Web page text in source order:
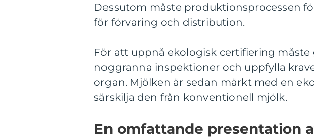
Dessutom måste produktionsprocessen
för förvaring och distribution.
För att uppnå ekologisk certifiering
noggranna inspektioner och uppfylla
organ. Mjölken är sedan märkt med en
särskilja den från konventionell mjölk.
En omfattande presentation